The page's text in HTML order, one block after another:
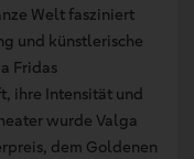
Welt fasziniert
und künstlerische
Fridas
ihre Intensität und
wurde Valga
dem Goldenen